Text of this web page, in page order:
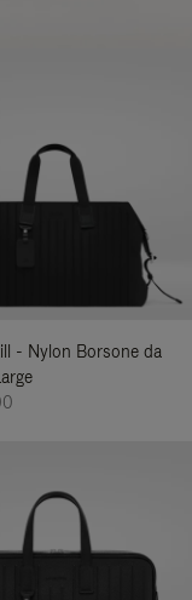
- Nylon Borsone da